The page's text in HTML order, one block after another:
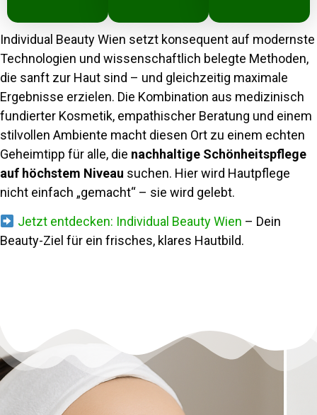
Individual Beauty Wien setzt konsequent auf modernste
Technologien und wissenschaftlich belegte Methoden,
die sanft zur Haut sind – und gleichzeitig maximale
Ergebnisse erzielen. Die Kombination aus medizinisch
fundierter Kosmetik, empathischer Beratung und einem
stilvollen Ambiente macht diesen Ort zu einem echten
Geheimtipp für alle, die nachhaltige Schönheitspflege
auf höchstem Niveau suchen. Hier wird Hautpflege
nicht einfach „gemacht“ – sie wird gelebt.
Jetzt entdecken: Individual Beauty Wien – Dein
Beauty-Ziel für ein frisches, klares Hautbild.